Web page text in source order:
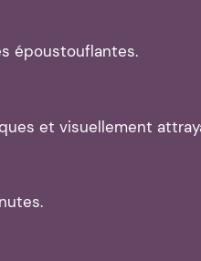
époustouflantes.
et visuellement